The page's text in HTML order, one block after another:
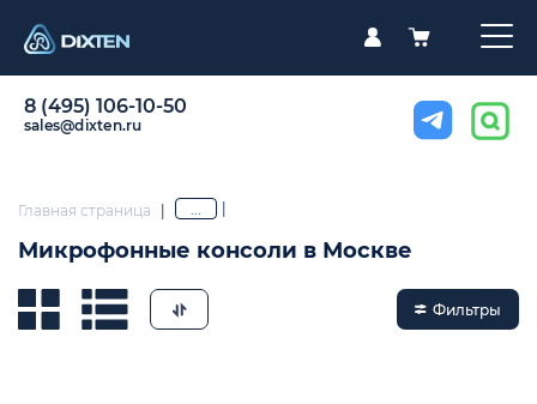
8 (495) 106-10-50
sales@dixten.ru
Главная страница | ...
Микрофонные консоли в Москве
Фильтры